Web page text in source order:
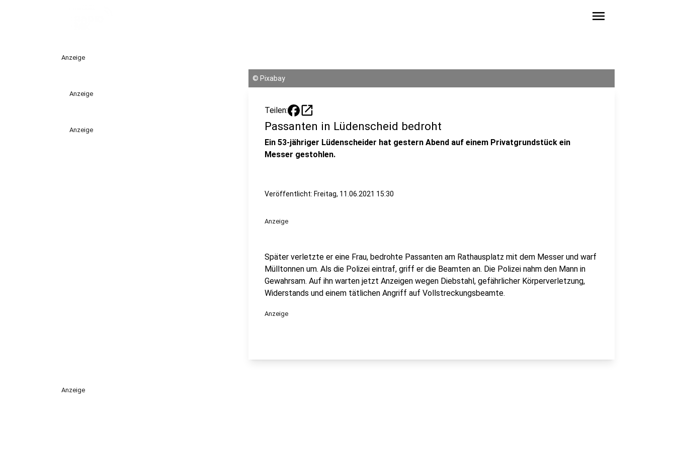
menu
Anzeige
Anzeige
Anzeige
© Pixabay
Teilen: open_in_new
Passanten in Lüdenscheid bedroht
Ein 53-jähriger Lüdenscheider hat gestern Abend auf einem Privatgrundstück ein
Messer gestohlen.
Veröffentlicht: Freitag, 11.06.2021 15:30
Anzeige
Später verletzte er eine Frau, bedrohte Passanten am Rathausplatz mit dem Messer und warf
Mülltonnen um. Als die Polizei eintraf, griff er die Beamten an. Die Polizei nahm den Mann in
Gewahrsam. Auf ihn warten jetzt Anzeigen wegen Diebstahl, gefährlicher Körperverletzung,
Widerstands und einem tätlichen Angriff auf Vollstreckungsbeamte.
Anzeige
Anzeige